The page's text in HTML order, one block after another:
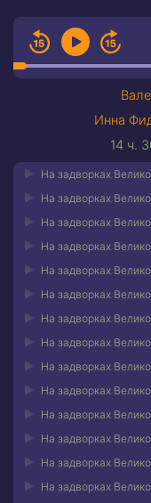
Инна
14 ч.